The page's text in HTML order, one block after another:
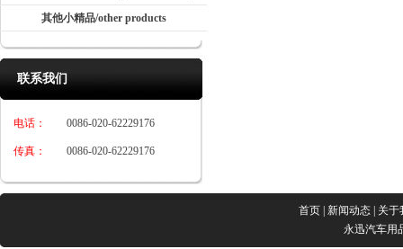
其他小精品/other products
联系我们
电话： 0086-020-62229176
传真： 0086-020-62229176
首页 新闻动态
关于
永迅汽车用